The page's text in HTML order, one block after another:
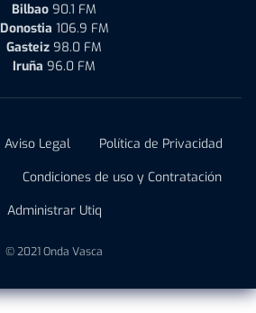
Bilbao 90.1 FM
Donostia 106.9 FM
Gasteiz 98.0 FM
Iruña 96.0 FM
Aviso Legal
Política de Privacidad
Condiciones de uso y Contratación
Administrar Utiq
© 2021 Onda Vasca